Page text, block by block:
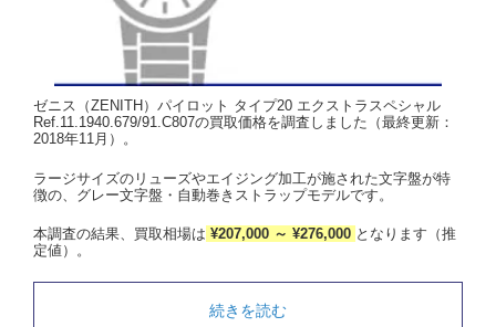
ゼニス（ZENITH）パイロット タイプ20 エクストラスペシャル
Ref.11.1940.679/91.C807の買取価格を調査しました（最終更新：
2018年11月）。
ラージサイズのリューズやエイジング加工が施された文字盤が特
徴の、グレー文字盤・自動巻きストラップモデルです。
本調査の結果、買取相場は ¥207,000 ～ ¥276,000 となります（推
定値）。
続きを読む